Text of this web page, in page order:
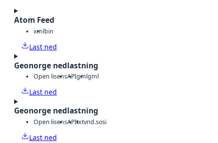
Atom Feed
xmlbin
Last ned
Geonorge nedlastning
Open lisensAPIgmlgml
Last ned
Geonorge nedlastning
Open lisensAPItxtvnd.sosi
Last ned